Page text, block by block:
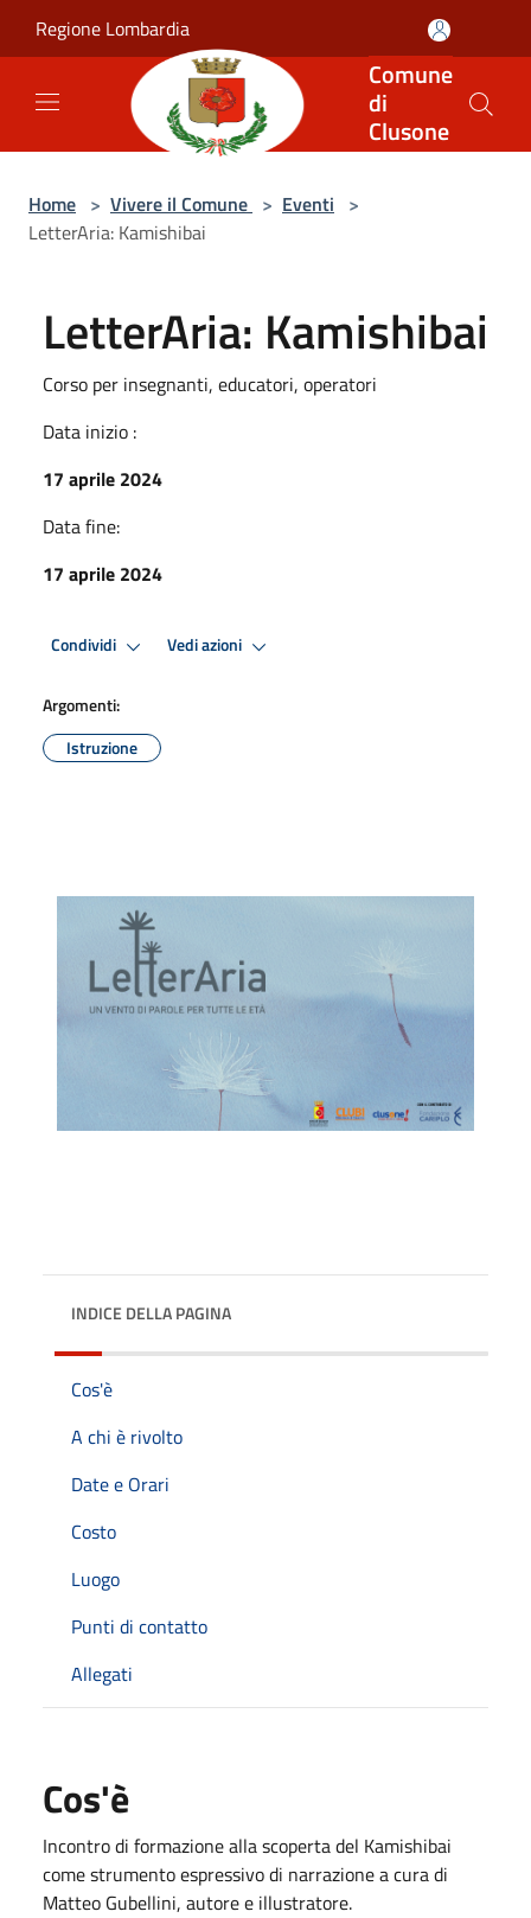
Regione Lombardia
Comune
di
Clusone
Home > Vivere il Comune > Eventi >
LetterAria: Kamishibai
LetterAria: Kamishibai
Corso per insegnanti, educatori, operatori
Data inizio :
17 aprile 2024
Data fine:
17 aprile 2024
Condividi Vedi azioni
Argomenti:
Istruzione
INDICE DELLA PAGINA
Cos'è
A chi è rivolto
Date e Orari
Costo
Luogo
Punti di contatto
Allegati
Cos'è
Incontro di formazione alla scoperta del Kamishibai
come strumento espressivo di narrazione a cura di
Matteo Gubellini, autore e illustratore.